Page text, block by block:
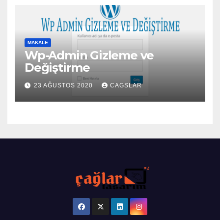
MAKALE
Wp-Admin Gizleme ve
Değiştirme
23 AĞUSTOS 2020 CAGSLAR